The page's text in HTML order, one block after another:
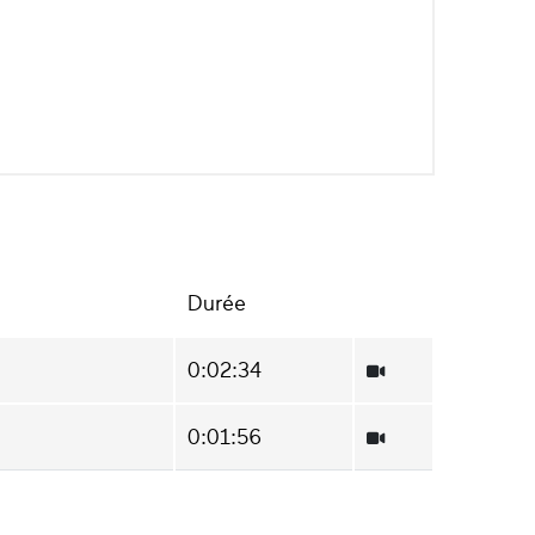
Durée
0:02:34
0:01:56